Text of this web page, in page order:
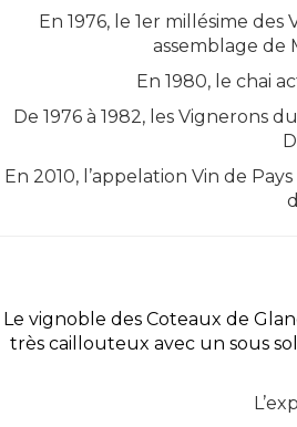
En 1976, le 1er millésime
assemblage de
En 1980, le chai
De 1976 à 1982, les Vignerons
En 2010, l’appelation Vin de
Le vignoble des Coteaux de
très caillouteux avec un sous